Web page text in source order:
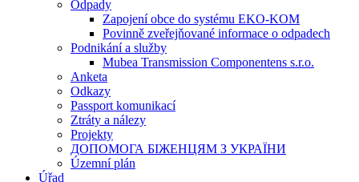
Odpady
Zapojení obce do systému EKO-KOM
Povinně zveřejňované informace o odpadech
Podnikání a služby
Mubea Transmission Componentens s.r.o.
Anketa
Odkazy
Passport komunikací
Ztráty a nálezy
Projekty
ДОПОМОГА БІЖЕНЦЯМ З УКРАЇНИ
Územní plán
Úřad